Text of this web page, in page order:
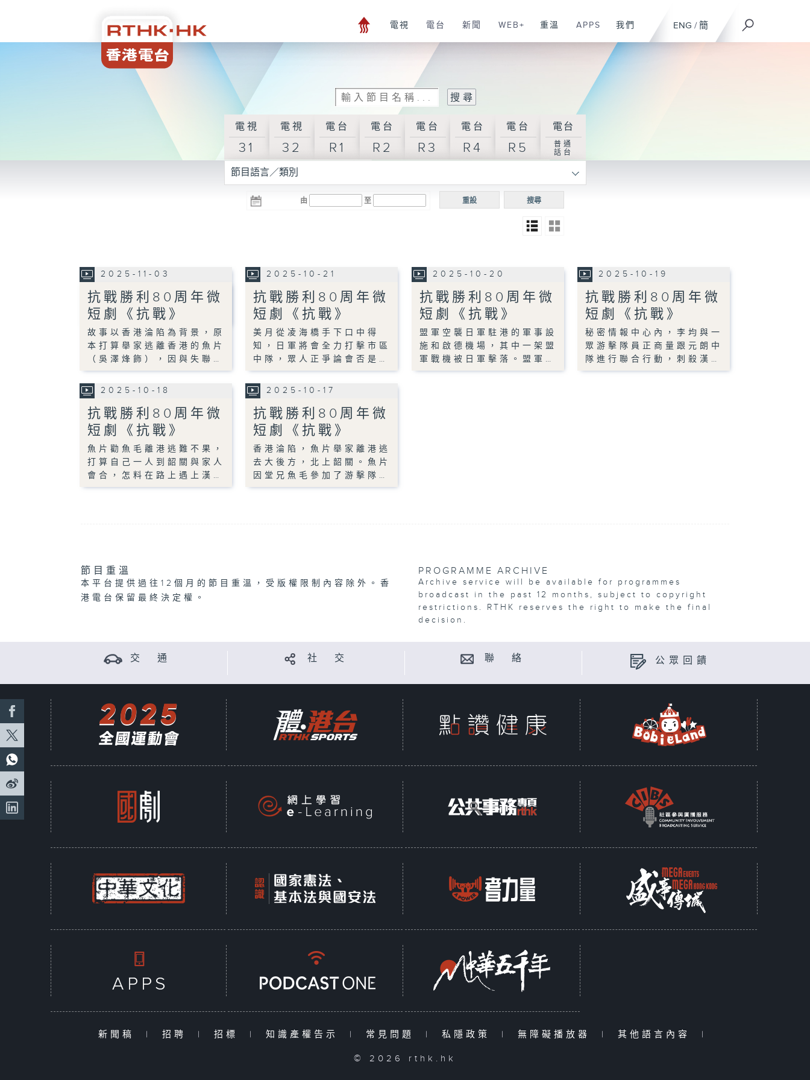
ENG / 簡
電視 電台 新聞 WEB+ 重溫 APPS 我們
電視
31
電視
32
電台
R1
電台
R2
電台
R3
電台
R4
電台
R5
電台
普通
話台
節目語言／類別
由 至 搜尋
重設
2025-11-03
抗戰勝利80周年微
短劇《抗戰》
故事以香港淪陷為背景，原
本打算舉家逃離香港的魚片
（吳澤烽飾），因與失聯…
2025-10-21
抗戰勝利80周年微
短劇《抗戰》
美月從凌海橋手下口中得
知，日軍將會全力打擊市區
中隊，眾人正爭論會否是…
2025-10-20
抗戰勝利80周年微
短劇《抗戰》
盟軍空襲日軍駐港的軍事設
施和啟德機場，其中一架盟
軍戰機被日軍擊落。盟軍…
2025-10-19
抗戰勝利80周年微
短劇《抗戰》
秘密情報中心內，李均與一
眾游擊隊員正商量跟元朗中
隊進行聯合行動，刺殺漢…
2025-10-18
抗戰勝利80周年微
短劇《抗戰》
魚片勸魚毛離港逃難不果，
打算自己一人到韶關與家人
會合，怎料在路上遇上漢…
2025-10-17
抗戰勝利80周年微
短劇《抗戰》
香港淪陷，魚片舉家離港逃
去大後方，北上韶關。魚片
因堂兄魚毛參加了游擊隊…
節目重溫
本平台提供過往12個月的節目重溫，受版權限制內容除外。香
港電台保留最終決定權。
PROGRAMME ARCHIVE
Archive service will be available for programmes
broadcast in the past 12 months, subject to copyright
restrictions. RTHK reserves the right to make the final
decision.
交 通 社 交 聯 絡 公眾回饋
新聞稿 | 招聘 | 招標 | 知識產權告示 | 常見問題 | 私隱政策 | 無障礙播放器 | 其他語言內容 |
© 2026 rthk.hk